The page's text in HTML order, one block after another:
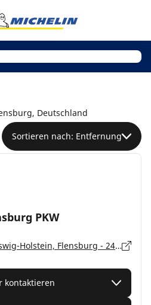
Deutschland
Sortieren nach: Entfernung
PKW
Gutenbergstr. 14, Schleswig-Holstein, Flensburg - 24941
kontaktieren